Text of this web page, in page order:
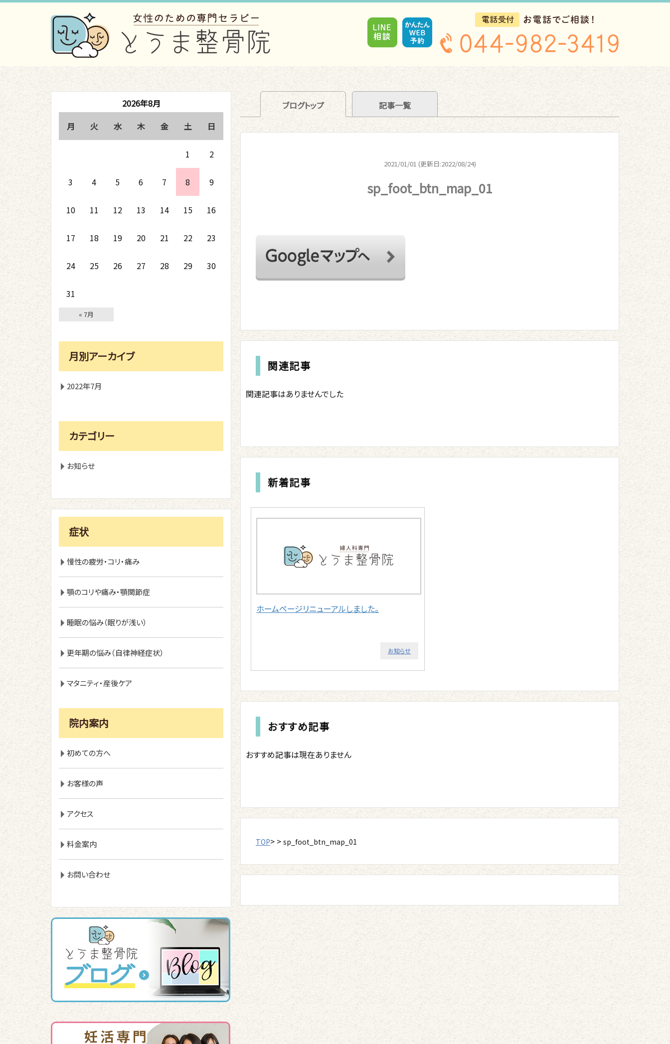
ブログトップ 記事一覧
2021/01/01 (更新日:2022/08/24)
sp_foot_btn_map_01
関連記事
関連記事はありませんでした
新着記事
ホームページリニューアルしました。
お知らせ
おすすめ記事
おすすめ記事は現在ありません
TOP> > sp_foot_btn_map_01
2026年8月
月
火 水 木 金 土 日
1 2
3 4 5 6 7 8 9
10 11 12 13 14 15 16
17 18 19 20 21 22 23
24 25 26 27 28 29 30
31
« 7月
月別アーカイブ
2022年7月
カテゴリー
お知らせ
症状
慢性の疲労・コリ・痛み
顎のコリや痛み・顎関節症
睡眠の悩み（眠りが浅い）
更年期の悩み（自律神経症状）
マタニティ・産後ケア
院内案内
初めての方へ
お客様の声
アクセス
料金案内
お問い合わせ